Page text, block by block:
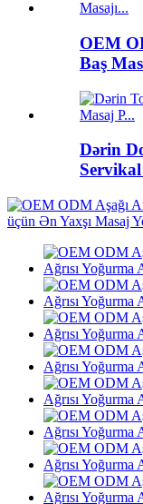
OEM
Baş
Dərin